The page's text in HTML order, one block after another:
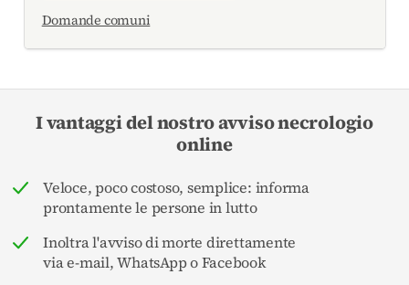
Domande comuni
I vantaggi del nostro avviso necrologio
online
Veloce, poco costoso, semplice: informa
prontamente le persone in lutto
Inoltra l'avviso di morte direttamente
via e-mail, WhatsApp o Facebook